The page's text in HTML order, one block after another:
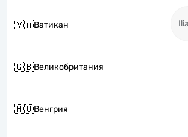
🇻🇦Ватикан
🇬🇧Великобритания
🇭🇺Венгрия